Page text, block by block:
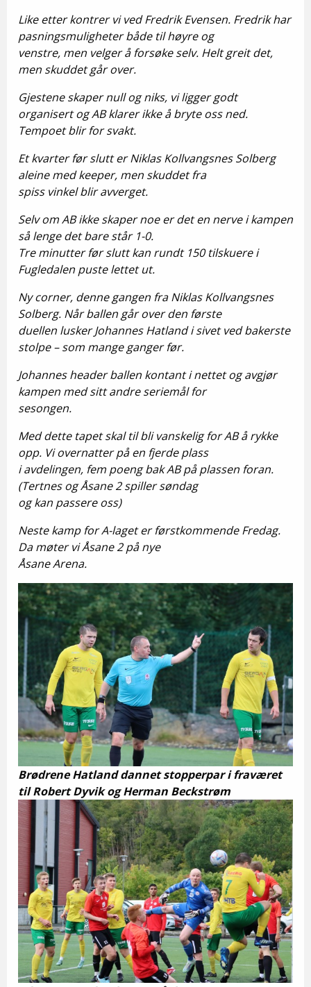
Like etter kontrer vi ved Fredrik Evensen. Fredrik har
pasningsmuligheter både til høyre og
venstre, men velger å forsøke selv. Helt greit det,
men skuddet går over.
Gjestene skaper null og niks, vi ligger godt
organisert og AB klarer ikke å bryte oss ned.
Tempoet blir for svakt.
Et kvarter før slutt er Niklas Kollvangsnes Solberg
aleine med keeper, men skuddet fra
spiss vinkel blir avverget.
Selv om AB ikke skaper noe er det en nerve i kampen
så lenge det bare står 1-0.
Tre minutter før slutt kan rundt 150 tilskuere i
Fugledalen puste lettet ut.
Ny corner, denne gangen fra Niklas Kollvangsnes
Solberg. Når ballen går over den første
duellen lusker Johannes Hatland i sivet ved bakerste
stolpe – som mange ganger før.
Johannes header ballen kontant i nettet og avgjør
kampen med sitt andre seriemål for
sesongen.
Med dette tapet skal til bli vanskelig for AB å rykke
opp. Vi overnatter på en fjerde plass
i avdelingen, fem poeng bak AB på plassen foran.
(Tertnes og Åsane 2 spiller søndag
og kan passere oss)
Neste kamp for A-laget er førstkommende Fredag.
Da møter vi Åsane 2 på nye
Åsane Arena.
Brødrene Hatland dannet stopperpar i fraværet
til Robert Dyvik og Herman Beckstrøm